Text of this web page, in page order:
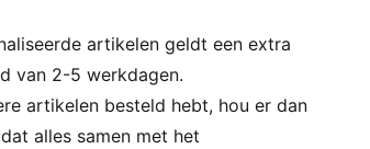
artikelen geldt een extra
van 2-5 werkdagen.
artikelen besteld hebt, hou er dan
alles samen met het